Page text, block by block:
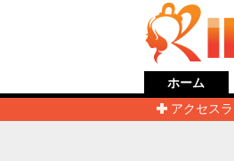
ホーム
アクセス